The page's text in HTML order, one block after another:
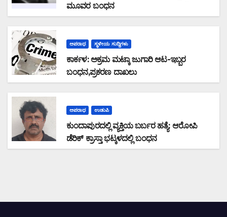
ಮೂವರ ಬಂಧನ
ಅಪರಾಧ ಸ್ಥಳೀಯ ಸುದ್ದಿಗಳು
ಕಾರ್ಕಳ: ಅಕ್ರಮ ಮಟ್ಕಾ ಜುಗಾರಿ ಆಟ-ಇಬ್ಬರ
ಬಂಧನ,ಪ್ರಕರಣ ದಾಖಲು
ಅಪರಾಧ ಉಡುಪಿ
ಕುಂದಾಪುರದಲ್ಲಿ ವ್ಯಕ್ತಿಯ ಬರ್ಬರ ಹತ್ಯೆ: ಆರೋಪಿ
ಡೆರಿಕ್ ಕ್ರಾಸ್ತಾ ಭಟ್ಕಳದಲ್ಲಿ ಬಂಧನ